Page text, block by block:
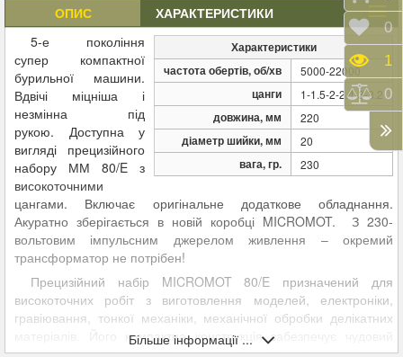
ОПИС ХАРАКТЕРИСТИКИ
Характеристики
частота обертів, об/хв
5000-22000
цанги 1-1.5-2-2.4-3-3.2
довжина, мм 220
діаметр шийки, мм 20
вага, гр. 230
5-е покоління
супер компактної
бурильної машини.
Вдвічі міцніша і
незмінна під
рукою. Доступна у
вигляді прецизійного
набору ММ 80/E з
високоточними
цангами. Включає оригінальне додаткове обладнання.
Акуратно зберігається в новій коробці MICROMOT. З 230-
вольтовим імпульсним джерелом живлення – окремий
трансформатор не потрібен!
Прецизійний набір MICROMOT 80/E призначений для
високоточних робіт з виготовлення моделей, електроніки,
гравіювання, тонкої механіки, механічної обробки делікатних
матеріалів. Його компактна конструкція забезпечує чудовий
контроль і стабільну роботу, що робить його ідеальним для
Більше інформації ...
0
1
0